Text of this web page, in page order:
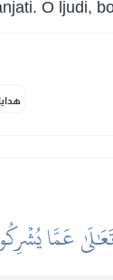
O ljudi,
عَمَّا